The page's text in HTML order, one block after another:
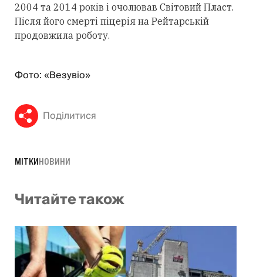
2004 та 2014 років і очолював Світовий Пласт.
Після його смерті піцерія на Рейтарській
продовжила роботу.
Фото: «Везувіо»
Поділитися
МІТКИНОВИНИ
Читайте також